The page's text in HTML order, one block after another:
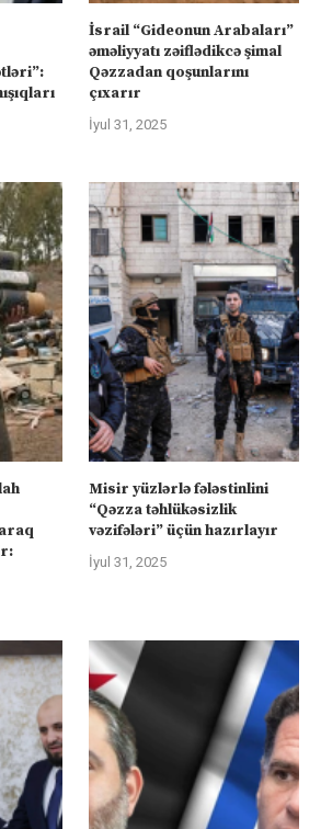
İsrail “Gideonun Arabaları”
əməliyyatı zəiflədikcə şimal
Qəzzadan qoşunlarını
çıxarır
İyul 31, 2025
Misir yüzlərlə fələstinlini
“Qəzza təhlükəsizlik
vəzifələri” üçün hazırlayır
İyul 31, 2025